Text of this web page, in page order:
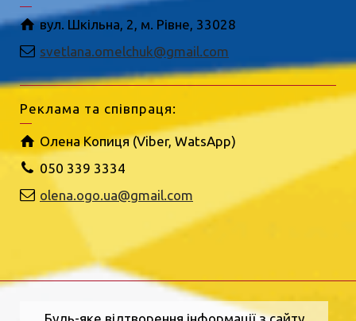
вул. Шкільна, 2, м. Рівне, 33028
svetlana.omelchuk@gmail.com
Реклама та співпраця:
Олена Копиця (Viber, WatsApp)
050 339 3334
olena.ogo.ua@gmail.com